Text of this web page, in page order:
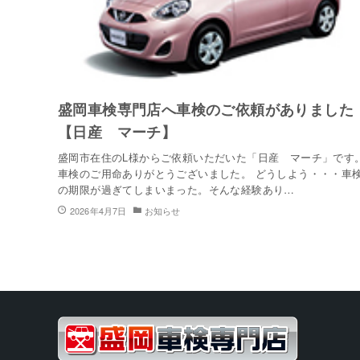
盛岡車検専門店へ車検のご依頼がありました
【日産 マーチ】
盛岡市在住のL様からご依頼いただいた「日産 マーチ」です
車検のご用命ありがとうございました。 どうしよう・・・車
の期限が過ぎてしまいまった。そんな経験あり…
2026年4月7日 お知らせ